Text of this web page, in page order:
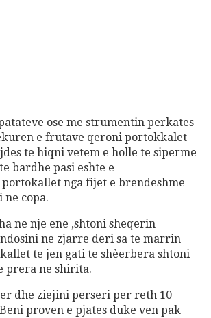
ose me strumentin perkates
e frutave qeroni portokkalet
te hiqni vetem e holle te siperme
bardhe pasi eshte e
nga fijet e brendeshme
copa.
ne nje ene ,shtoni sheqerin
ne zjarre deri sa te marrin
te jen gati te shèerbera shtoni
prera ne shirita.
dhe ziejini perseri per reth 10
proven e pjates duke ven pak